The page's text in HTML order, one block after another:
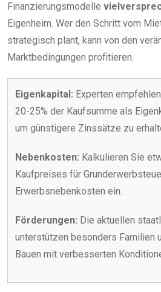
Finanzierungsmodelle
Eigenheim. Wer den Schritt vom
strategisch plant, kann von den
Marktbedingungen profitieren.
Eigenkapital: Experten
20-25% der Kaufsumme als
um günstigere Zinssätze zu
Nebenkosten: Kalkulieren Sie
Kaufpreises für
Erwerbsnebenkosten ein.
Förderungen: Die aktuellen
unterstützen besonders Familien
Bauen mit verbesserten